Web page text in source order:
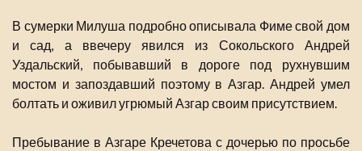
В сумерки Милуша подробно описывала Фиме свой дом
и сад, а ввечеру явился из Сокольского Андрей
Уздальский, побывавший в дороге под рухнувшим
мостом и запоздавший поэтому в Азгар. Андрей умел
болтать и оживил угрюмый Азгар своим присутствием.
Пребывание в Азгаре Кречетова с дочерью по просьбе